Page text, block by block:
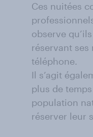
Ces nuitées
observe
réservant
téléphone.
Il s’agit
plus de
population
réserver leur